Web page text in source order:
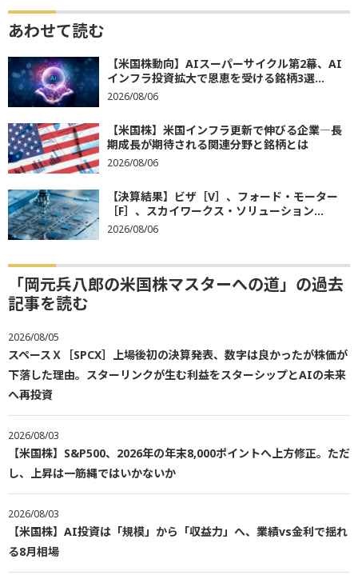
あわせて読む
【米国株動向】AIスーパーサイクル第2幕、AI
インフラ投資拡大で恩恵を受ける銘柄3選...
2026/08/06
【米国株】米国インフラ更新で伸びる企業―長
期成長が期待される関連分野と銘柄とは
2026/08/06
【決算結果】ビザ［V］、フォード・モーター
［F］、スカイワークス・ソリューション...
2026/08/06
「岡元兵八郎の米国株マスターへの道」の過去
記事を読む
2026/08/05
スペースＸ［SPCX］上場後初の決算発表、数字は良かったが株価が
下落した理由。スターリンクが生む利益をスターシップとAIの未来
へ再投資
2026/08/03
【米国株】S&P500、2026年の年末8,000ポイントへ上方修正。ただ
し、上昇は一筋縄ではいかないか
2026/08/03
【米国株】AI投資は「規模」から「収益力」へ、業績vs金利で揺れ
る8月相場